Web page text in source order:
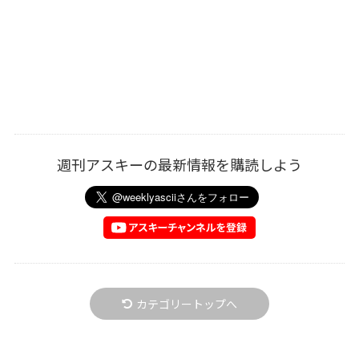
週刊アスキーの最新情報を購読しよう
カテゴリートップへ